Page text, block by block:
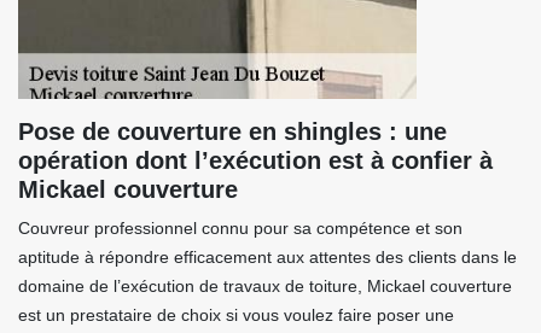
Pose de couverture en shingles : une
opération dont l’exécution est à confier à
Mickael couverture
Couvreur professionnel connu pour sa compétence et son
aptitude à répondre efficacement aux attentes des clients dans le
domaine de l’exécution de travaux de toiture, Mickael couverture
est un prestataire de choix si vous voulez faire poser une